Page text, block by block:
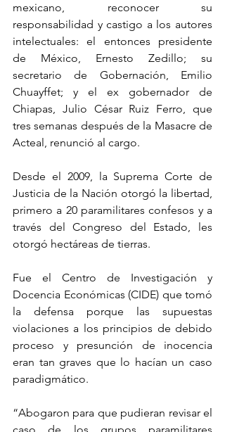
mexicano, reconocer su
responsabilidad y castigo a los autores
intelectuales: el entonces presidente
de México, Ernesto Zedillo; su
secretario de Gobernación, Emilio
Chuayffet; y el ex gobernador de
Chiapas, Julio César Ruiz Ferro, que
tres semanas después de la Masacre de
Acteal, renunció al cargo.
Desde el 2009, la Suprema Corte de
Justicia de la Nación otorgó la libertad,
primero a 20 paramilitares confesos y a
través del Congreso del Estado, les
otorgó hectáreas de tierras.
Fue el Centro de Investigación y
Docencia Económicas (CIDE) que tomó
la defensa porque las supuestas
violaciones a los principios de debido
proceso y presunción de inocencia
eran tan graves que lo hacían un caso
paradigmático.
“Abogaron para que pudieran revisar el